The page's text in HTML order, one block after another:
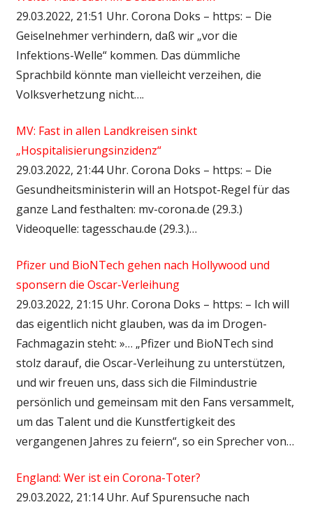
29.03.2022, 21:51 Uhr. Corona Doks – https: – Die
Geiselnehmer verhindern, daß wir „vor die
Infektions-Welle“ kommen. Das dümmliche
Sprachbild könnte man vielleicht verzeihen, die
Volksverhetzung nicht….
MV: Fast in allen Landkreisen sinkt
„Hospitalisierungsinzidenz“
29.03.2022, 21:44 Uhr. Corona Doks – https: – Die
Gesundheitsministerin will an Hotspot-Regel für das
ganze Land festhalten: mv-corona.de (29.3.)
Videoquelle: tagesschau.de (29.3.)…
Pfizer und BioNTech gehen nach Hollywood und
sponsern die Oscar-Verleihung
29.03.2022, 21:15 Uhr. Corona Doks – https: – Ich will
das eigentlich nicht glauben, was da im Drogen-
Fachmagazin steht: »… „Pfizer und BioNTech sind
stolz darauf, die Oscar-Verleihung zu unterstützen,
und wir freuen uns, dass sich die Filmindustrie
persönlich und gemeinsam mit den Fans versammelt,
um das Talent und die Kunstfertigkeit des
vergangenen Jahres zu feiern“, so ein Sprecher von…
England: Wer ist ein Corona-Toter?
29.03.2022, 21:14 Uhr. Auf Spurensuche nach